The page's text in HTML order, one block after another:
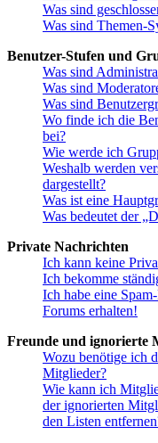
Was sind
Was sind Themen-
Benutzer-Stufen und
Was sind
Was sind
Was sind
Wo finde ich die
bei?
Wie werde ich
Weshalb werden
dargestellt?
Was ist eine
Was bedeutet der
Private Nachrichten
Ich kann keine
Ich bekomme
Ich habe eine
Forums erhalten!
Freunde und ignorierte
Wozu benötige ich
Mitglieder?
Wie kann ich
der ignorierten
den Listen